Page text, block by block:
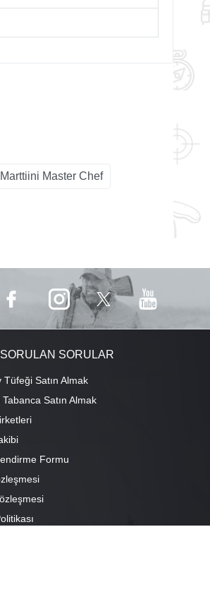
Marttiini Master Chef
SORULAR
Tüfeği Satın Almak
Tabanca Satın Almak
Formu